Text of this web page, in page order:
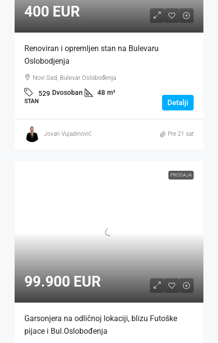
400 EUR
Renoviran i opremljen stan na Bulevaru
Oslobodjenja
Novi Sad, Bulevar Oslobođenja
529 Dvosoban 48 m²
STAN Detalji
Jovan Vujadinović Pre 21 sat
PRODAJA
99.900 EUR
Garsonjera na odličnoj lokaciji, blizu Futoške
pijace i Bul.Oslobođenja